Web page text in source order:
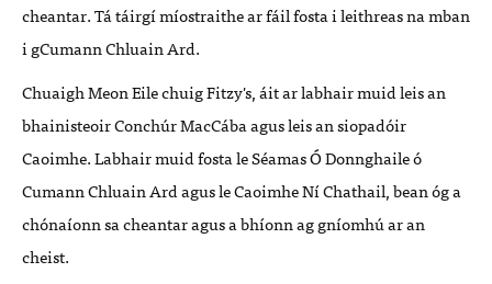
cheantar. Tá táirgí míostraithe ar fáil fosta i leithreas na mban
i gCumann Chluain Ard.
Chuaigh Meon Eile chuig Fitzy's, áit ar labhair muid leis an
bhainisteoir Conchúr MacCába agus leis an siopadóir
Caoimhe. Labhair muid fosta le Séamas Ó Donnghaile ó
Cumann Chluain Ard agus le Caoimhe Ní Chathail, bean óg a
chónaíonn sa cheantar agus a bhíonn ag gníomhú ar an
cheist.